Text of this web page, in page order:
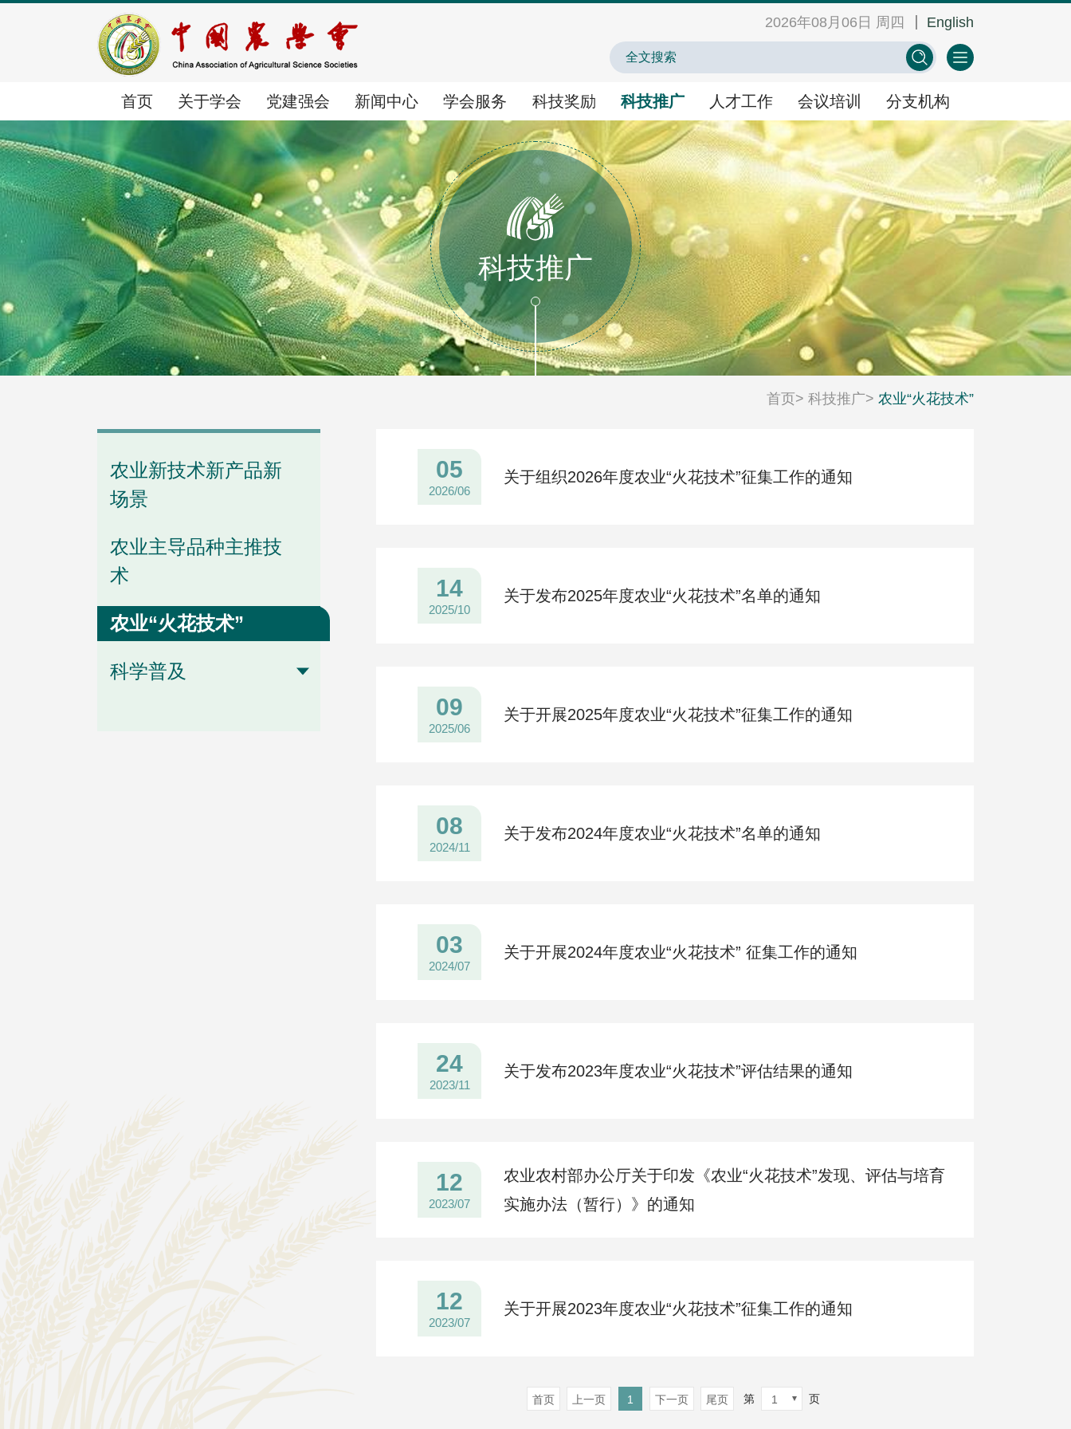
2026年08月06日 周四 English
首页 关于学会 党建强会 新闻中心 学会服务 科技奖励 科技推广 人才工作 会议培训 分支机构
中国农业农村人才网 中心学会门户网 EN
首页
学会简介
组织体系
学会章程
历任会长
办事机构
管理制度
党建强会
党建动态
群团工作
专题学习
新闻中心
时政要闻
学会要闻
学会动态
学会服务
学术交流
智库咨询
科技评价
科技奖励
国家科学技术奖提名
神农中华农业科技奖
科技推广
农业新技术新产品新场景
农业主导品种主推技术
农业“火花技术”
人才工作
人才研修
科技工作者风采
会议培训
学术会议
教育培训
活动日历
分支机构
科技推广
首页> 科技推广> 农业“火花技术”
农业新技术新产品新
场景
农业主导品种主推技
术
农业“火花技术”
科学普及
关于组织2026年度农业“火花技术”征集工作的通知
05
2026/06
关于发布2025年度农业“火花技术”名单的通知
14
2025/10
关于开展2025年度农业“火花技术”征集工作的通知
09
2025/06
关于发布2024年度农业“火花技术”名单的通知
08
2024/11
关于开展2024年度农业“火花技术” 征集工作的通知
03
2024/07
关于发布2023年度农业“火花技术”评估结果的通知
24
2023/11
农业农村部办公厅关于印发《农业“火花技术”发现、评估与培育
实施办法（暂行）》的通知
12
2023/07
关于开展2023年度农业“火花技术”征集工作的通知
12
2023/07
首页 上一页 1 下一页 尾页 第 1 页